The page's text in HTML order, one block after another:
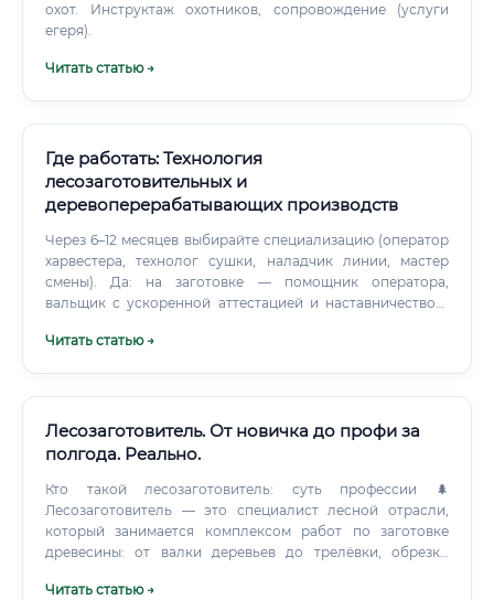
охот. Инструктаж охотников, сопровождение (услуги
егеря).
Читать статью →
Где работать: Технология
лесозаготовительных и
деревоперерабатывающих производств
Через 6–12 месяцев выбирайте специализацию (оператор
харвестера, технолог сушки, наладчик линии, мастер
смены). Да: на заготовке — помощник оператора,
вальщик с ускоренной аттестацией и наставничеством;
начального уровня, лаборант.
Читать статью →
Лесозаготовитель. От новичка до профи за
полгода. Реально.
Кто такой лесозаготовитель: суть профессии 🌲
Лесозаготовитель — это специалист лесной отрасли,
который занимается комплексом работ по заготовке
древесины: от валки деревьев до трелёвки, обрезки
Это одна из ключевых профессий лесопромышленного
Читать статью →